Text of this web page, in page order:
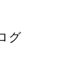
グ